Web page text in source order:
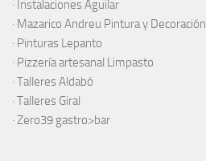
· Instalaciones Aguilar
· Mazarico Andreu Pintura y Decoración
· Pinturas Lepanto
· Pizzería artesanal Limpasto
· Talleres Aldabó
· Talleres Giral
· Zero39 gastro>bar